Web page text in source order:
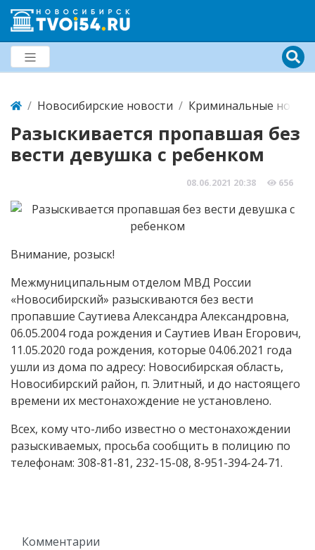
Новосибирские новости Криминальные
Разыскивается пропавшая без
вести девушка с ребенком
08.06.2021 20:38 656
Внимание, розыск!
Межмуниципальным отделом МВД России
«Новосибирский» разыскиваются без вести
пропавшие Саутиева Александра Александровна,
06.05.2004 года рождения и Саутиев Иван Егорович,
11.05.2020 года рождения, которые 04.06.2021 года
ушли из дома по адресу: Новосибирская область,
Новосибирский район, п. Элитный, и до настоящего
времени их местонахождение не установлено.
Всех, кому что-либо известно о местонахождении
разыскиваемых, просьба сообщить в полицию по
телефонам: 308-81-81, 232-15-08, 8-951-394-24-71.
Комментарии